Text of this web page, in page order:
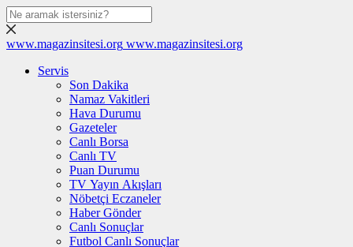
www.magazinsitesi.org www.magazinsitesi.org
Servis
Son Dakika
Namaz Vakitleri
Hava Durumu
Gazeteler
Canlı Borsa
Canlı TV
Puan Durumu
TV Yayın Akışları
Nöbetçi Eczaneler
Haber Gönder
Canlı Sonuçlar
Futbol Canlı Sonuçlar